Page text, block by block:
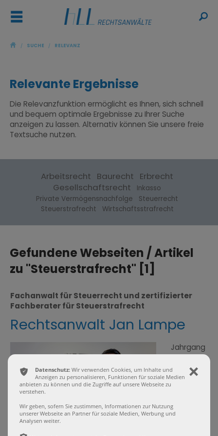
ř
ŷ / SUCHE / RELEVANZ
Relevante Ergebnisse
Die Relevanzfunktion ermöglicht es Ihnen, sich schnell
und bequem optimale Ergebnisse zu Ihrer Suche
anzeigen zu lassen. Alternativ können Sie unsere freie
Textsuche nutzen.
Arbeitsrecht Baurecht Erbrecht
Gesellschaftsrecht
Inkasso
Private Vermögensnachfolge
Steuerrecht
Steuerstrafrecht
Wirtschaftsstrafrecht
Gefundene Webseiten / Artikel
zu "Steuerstrafrecht" [1]
Fachanwalt für Steuerrecht und zertifizierter
Fachberater für Steuerstrafrecht
Rechtsanwalt Jan Lampe
Jahrgang
1978, seit
2007
Anwalt
Hollender
ı
ͳ Datenschutz: Wir verwenden Cookies, um Inhalte und
Anzeigen zu personalisieren, Funktionen für soziale Medien
anbieten zu können und die Zugriffe auf unsere Webseite zu
verstehen.
Wir geben, sofern Sie zustimmen, Informationen zur Nutzung
unserer Webseite an Partner für soziale Medien, Werbung und
Analysen weiter.